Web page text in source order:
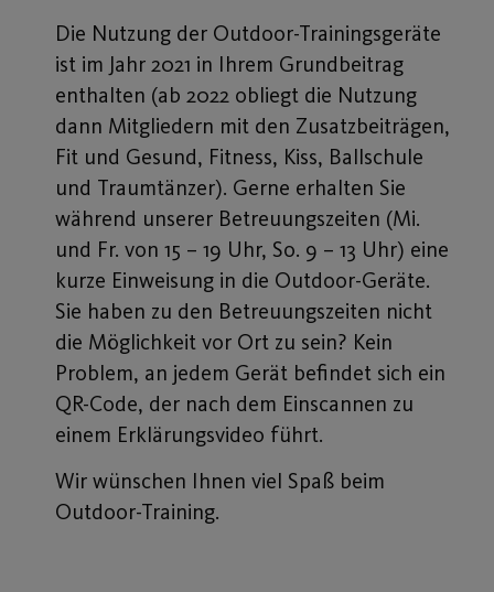
Die Nutzung der Outdoor-Trainingsgeräte
ist im Jahr 2021 in Ihrem Grundbeitrag
enthalten (ab 2022 obliegt die Nutzung
dann Mitgliedern mit den Zusatzbeiträgen,
Fit und Gesund, Fitness, Kiss, Ballschule
und Traumtänzer). Gerne erhalten Sie
während unserer Betreuungszeiten (Mi.
und Fr. von 15 – 19 Uhr, So. 9 – 13 Uhr) eine
kurze Einweisung in die Outdoor-Geräte.
Sie haben zu den Betreuungszeiten nicht
die Möglichkeit vor Ort zu sein? Kein
Problem, an jedem Gerät befindet sich ein
QR-Code, der nach dem Einscannen zu
einem Erklärungsvideo führt.
Wir wünschen Ihnen viel Spaß beim
Outdoor-Training.